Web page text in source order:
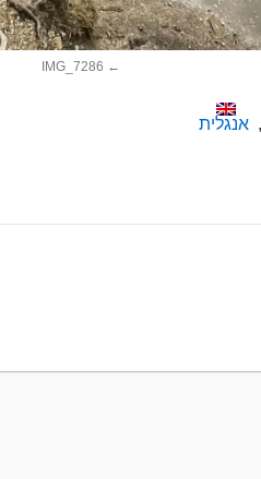
IMG_7286
אנגלית